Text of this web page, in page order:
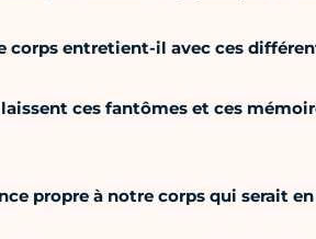
entretient-il avec ces
ces fantômes et ces
propre à notre corps qui serait